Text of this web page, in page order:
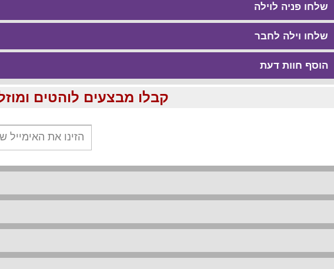
שלחו פניה לוילה
שלחו וילה לחבר
הוסף חוות דעת
קבלו מבצעים לוהטים ומוזלים עד 70% הנחה במייל,